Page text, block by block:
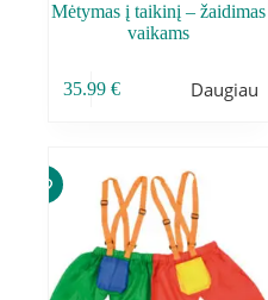
Mėtymas į taikinį – žaidimas
vaikams
35.99 € Daugiau